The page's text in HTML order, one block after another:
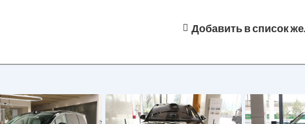
Добавить в список